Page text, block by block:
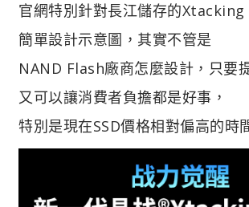
官網特別針對長江儲存的Xtacking
簡單設計示意圖，其實不管是
NAND Flash廠商怎麼設計，只要
又可以讓消費者負擔都是好事，
特別是現在SSD價格相對偏高的時